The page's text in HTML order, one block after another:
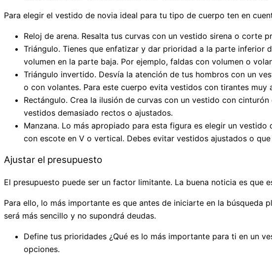
Para elegir el vestido de novia ideal para tu tipo de cuerpo ten en
Reloj de arena. Resalta tus curvas con un vestido sirena o corte
Triángulo. Tienes que enfatizar y dar prioridad a la parte inferior
volumen en la parte baja. Por ejemplo, faldas con volumen o
Triángulo invertido. Desvía la atención de tus hombros con un
o con volantes. Para este cuerpo evita vestidos con tirantes
Rectángulo. Crea la ilusión de curvas con un vestido con
vestidos demasiado rectos o ajustados.
Manzana. Lo más apropiado para esta figura es elegir un
con escote en V o vertical. Debes evitar vestidos ajustados o
Ajustar el presupuesto
El presupuesto puede ser un factor limitante. La buena noticia es
Para ello, lo más importante es que antes de iniciarte en la búsqueda
será más sencillo y no supondrá deudas.
Define tus prioridades ¿Qué es lo más importante para ti en un
opciones.